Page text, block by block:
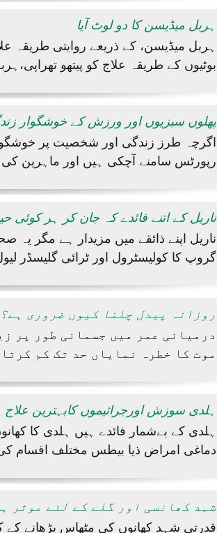
ہربل میڈیسن کا دو لوٹ آیا
ہربل میڈیسن، کے ذریعے روایتی طریقہ
بوٹیوں کے طریقہ علاج کو پیتھو
پھلوں سبزیوں اور ورزش کے خوشگوار
اگرچہ طرز زندگی اور شخصیت پر
رپورٹس سامنے آچکی ہیں اور
ناریل کے اتنے فائدے کہ جان کر ہر کوئی
ناریل اپنے ذائقے میں مزیدار ہے مگر یہ
گروپ کا کولیسٹرول اور ٹرائی گلیسڈر
روزانہ پیدل چلنا کیوں ضروری ہے؟
درمیانی عمر میں جسمانی طور پر
موت کا خطرہ نمایاں حد تک کم کرتا
ہلدی سوزش اورجراثیموں کابہترین علاج
ہلدی کے بےشمار فائدے ہیں ہلدی کا
دماغی امراض ذیا بیطس مختلف اقسام
شہد کھانسی اور گلے کے لئے موثر
قدرتی شہد کھانوں کی مٹھاس بڑھانے کے